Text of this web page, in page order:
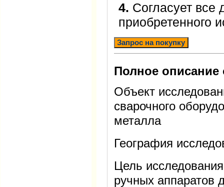
4. Согласует все
приобретенного
Запрос на покупку
Полное описание
Объект
сварочного
металла
География
Цель
ручных аппаратов